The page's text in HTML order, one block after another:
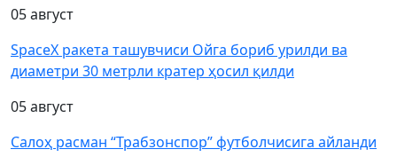
05 август
SpaceX ракета ташувчиси Ойга бориб урилди ва
диаметри 30 метрли кратер ҳосил қилди
05 август
Салоҳ расман “Трабзонспор” футболчисига айланди